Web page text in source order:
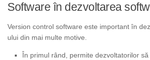
Software în dezvoltarea
Version control software este important în
ului din mai multe motive.
În primul rând, permite dezvoltatorilor